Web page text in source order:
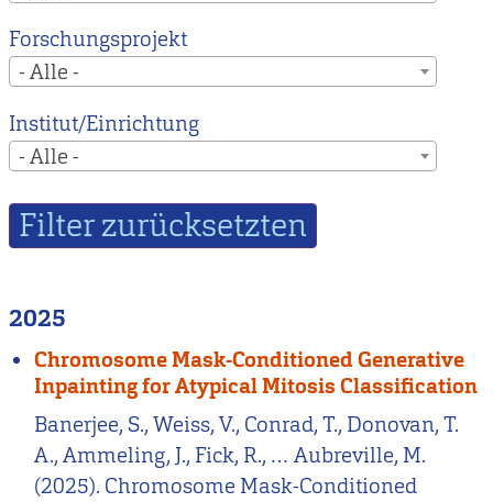
Forschungsprojekt
- Alle -
Institut/Einrichtung
- Alle -
2025
Chromosome Mask-Conditioned Generative
Inpainting for Atypical Mitosis Classification
Banerjee, S., Weiss, V., Conrad, T., Donovan, T.
A., Ammeling, J., Fick, R., … Aubreville, M.
(2025). Chromosome Mask-Conditioned